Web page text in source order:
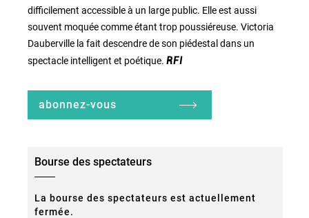
difficilement accessible à un large public. Elle est aussi
souvent moquée comme étant trop poussiéreuse. Victoria
Dauberville la fait descendre de son piédestal dans un
spectacle intelligent et poétique. RFI
abonnez-vous
Bourse des spectateurs
La bourse des spectateurs est actuellement
fermée.